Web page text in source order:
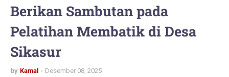
Berikan Sambutan pada
Pelatihan Membatik di Desa
Sikasur
by Kamal Desember 08, 2025